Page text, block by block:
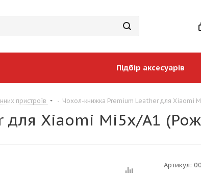
Підбір аксесуарів
пристроїв - Чохол-книжка Premium Leather для Xiaomi
Xiaomi Mi5x/A1
Артикул: